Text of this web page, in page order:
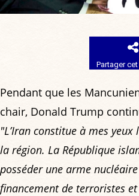
Partager
Pendant que les
chair, Donald Trump
"L’Iran constitue à mes
la région. La République
posséder une arme
financement de terroristes